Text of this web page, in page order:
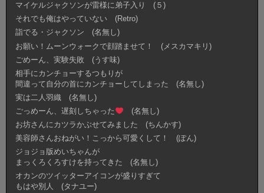
マイケルジャクソンが雷様に弟子入り (５)
それでも俺はやっていない (Retro)
詣でる・ジャクソン (名無し)
お願い！ムーンウォークで顔踏ませて！ (メスカマキリ)
ごめーん、実験失敗 (うす味)
相手にカンチョーするつもりが
間違って自分の首にカンチョーしてしまった (名無し)
実は二人羽織 (名無し)
ごっめーん、遅刻しちゃった
(名無し)
お坊さんにカツラかぶせてみました (ちんかす)
美容師さんおねがい！こっから可愛くして！ (ぽん)
ジョジョ版めいちゃんが
まっくろくろすけを持ってきた (名無し)
オカンのツイッターアイコンが盛りすぎて
もはや別人 (タナユー)